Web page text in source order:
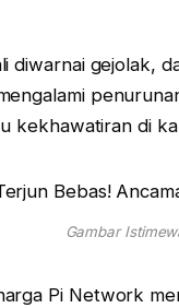
diwarnai gejolak,
kekhawatiran di
Gambar
Pi Network